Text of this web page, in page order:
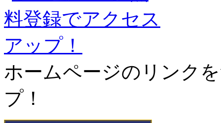
ホームページのリンク
プ！